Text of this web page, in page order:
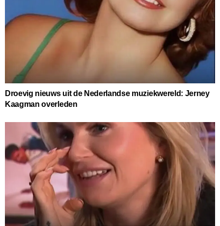
Droevig nieuws uit de Nederlandse muziekwereld: Jerney
Kaagman overleden